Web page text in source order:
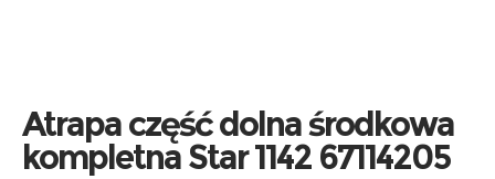
Atrapa część dolna środkowa
kompletna Star 1142 67114205